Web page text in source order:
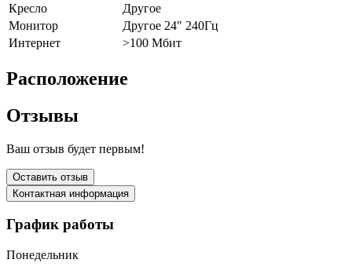
Кресло
Другое
Монитор
Другое 24" 240Гц
Интернет
>100 Мбит
Расположение
Отзывы
Ваш отзыв будет первым!
Оставить отзыв
Контактная информация
График работы
Понедельник